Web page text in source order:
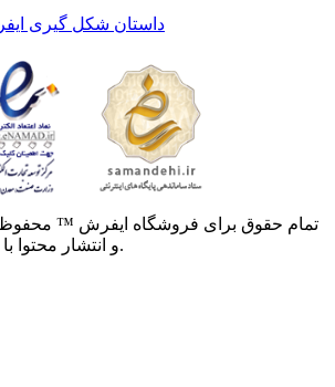
داستان شکل گیری
و انتشار محتوا با حفظ اثر بلامانع است.